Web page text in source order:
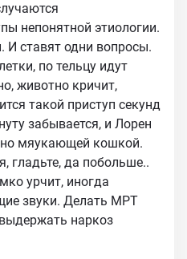
непонятной этиологии.
И ставят одни вопросы.
по тельцу идут
животно кричит,
такой приступ секунд
забывается, и Лорен
мяукающей кошкой.
гладьте, да побольше..
урчит, иногда
звуки. Делать МРТ
наркоз